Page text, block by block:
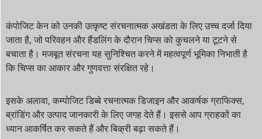
कंपोजिट केन को उनकी उत्कृष्ट संरचनात्मक अखंडता के लिए उच्च दर्जा दिया
जाता है, जो परिवहन और हैंडलिंग के दौरान चिप्स को कुचलने या टूटने से
बचाता है। मजबूत संरचना यह सुनिश्चित करने में महत्वपूर्ण भूमिका निभाती है
कि चिप्स का आकार और गुणवत्ता संरक्षित रहे।
इसके अलावा, कम्पोजिट डिब्बे रचनात्मक डिजाइन और आकर्षक ग्राफिक्स,
ब्रांडिंग और उत्पाद जानकारी के लिए जगह देते हैं। इससे आप ग्राहकों का
ध्यान आकर्षित कर सकते हैं और बिक्री बढ़ा सकते हैं।